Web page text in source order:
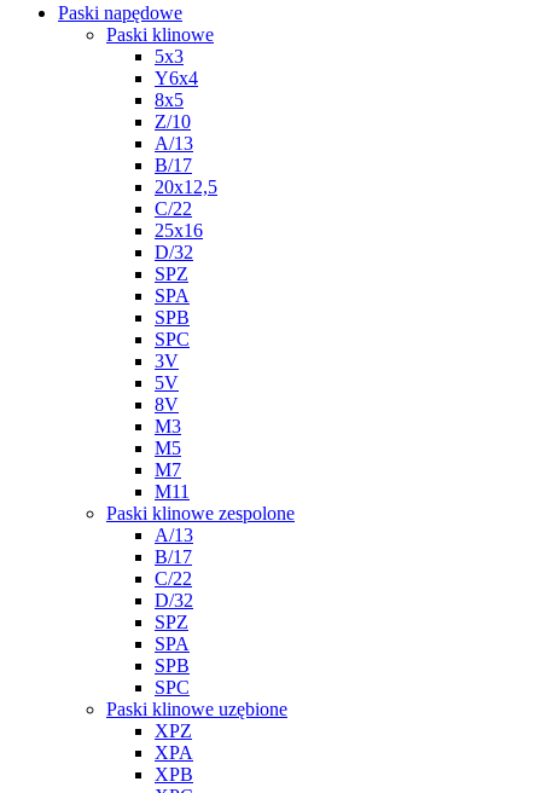
Paski napędowe
Paski klinowe
5x3
Y6x4
8x5
Z/10
A/13
B/17
20x12,5
C/22
25x16
D/32
SPZ
SPA
SPB
SPC
3V
5V
8V
M3
M5
M7
M11
Paski klinowe zespolone
A/13
B/17
C/22
D/32
SPZ
SPA
SPB
SPC
Paski klinowe uzębione
XPZ
XPA
XPB